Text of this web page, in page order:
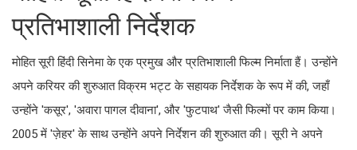
प्रतिभाशाली निर्देशक
मोहित सूरी हिंदी सिनेमा के एक प्रमुख और प्रतिभाशाली फिल्म निर्माता हैं। उन्होंने
अपने करियर की शुरुआत विक्रम भट्ट के सहायक निर्देशक के रूप में की, जहाँ
उन्होंने 'कसूर', 'अवारा पागल दीवाना', और 'फुटपाथ' जैसी फिल्मों पर काम किया।
2005 में 'ज़ेहर' के साथ उन्होंने अपने निर्देशन की शुरुआत की। सूरी ने अपने